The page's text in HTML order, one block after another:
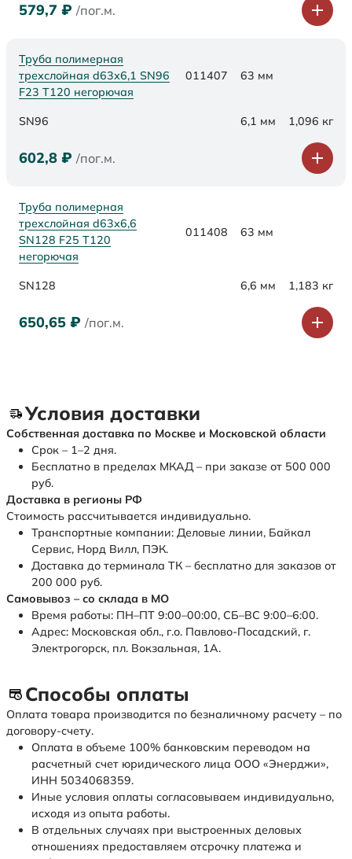
579,7 ₽ /пог.м.
Труба полимерная
трехслойная d63х6,1 SN96
F23 Т120 негорючая
011407 63 мм
SN96 6,1 мм 1,096 кг
602,8 ₽ /пог.м.
Труба полимерная
трехслойная d63х6,6
SN128 F25 Т120
негорючая
011408 63 мм
SN128 6,6 мм 1,183 кг
650,65 ₽ /пог.м.
Условия доставки
Собственная доставка по Москве и Московской области
Срок – 1–2 дня.
Бесплатно в пределах МКАД – при заказе от 500 000
руб.
Доставка в регионы РФ
Стоимость рассчитывается индивидуально.
Транспортные компании: Деловые линии, Байкал
Сервис, Норд Вилл, ПЭК.
Доставка до терминала ТК – бесплатно для заказов от
200 000 руб.
Самовывоз – со склада в МО
Время работы: ПН–ПТ 9:00–00:00, СБ–ВС 9:00–6:00.
Адрес: Московская обл., г.о. Павлово-Посадский, г.
Электрогорск, пл. Вокзальная, 1А.
Способы оплаты
Оплата товара производится по безналичному расчету – по
договору-счету.
Оплата в объеме 100% банковским переводом на
расчетный счет юридического лица ООО «Энерджи»,
ИНН 5034068359.
Иные условия оплаты согласовываем индивидуально,
исходя из опыта работы.
В отдельных случаях при выстроенных деловых
отношениях предоставляем отсрочку платежа и